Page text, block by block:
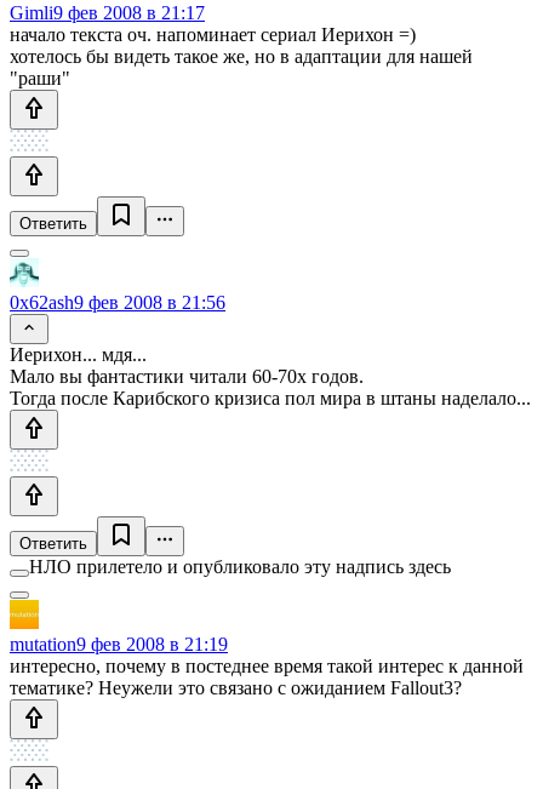
Gimli9 фев 2008 в 21:17
начало текста оч. напоминает сериал Иерихон =)
хотелось бы видеть такое же, но в адаптации для нашей
"раши"
Ответить
0x62ash9 фев 2008 в 21:56
Иерихон... мдя...
Мало вы фантастики читали 60-70х годов.
Тогда после Карибского кризиса пол мира в штаны наделало...
Ответить
НЛО прилетело и опубликовало эту надпись здесь
mutation9 фев 2008 в 21:19
интересно, почему в постеднее время такой интерес к данной
тематике? Неужели это связано с ожиданием Fallout3?